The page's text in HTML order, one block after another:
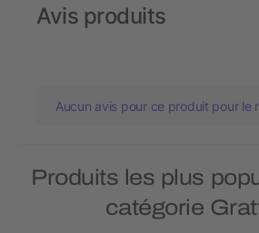
Avis produits
Aucun avis pour ce produit pour le
Produits les plus
catégorie